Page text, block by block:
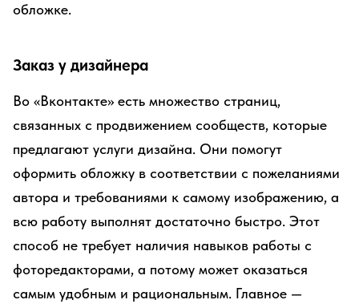
обложке.
Заказ у дизайнера
Во «Вконтакте» есть множество страниц,
связанных с продвижением сообществ, которые
предлагают услуги дизайна. Они помогут
оформить обложку в соответствии с пожеланиями
автора и требованиями к самому изображению, а
всю работу выполнят достаточно быстро. Этот
способ не требует наличия навыков работы с
фоторедакторами, а потому может оказаться
самым удобным и рациональным. Главное —